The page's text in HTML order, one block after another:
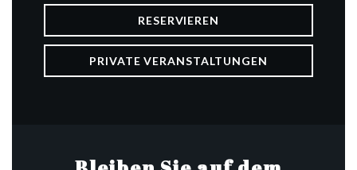
RESERVIEREN
PRIVATE VERANSTALTUNGEN